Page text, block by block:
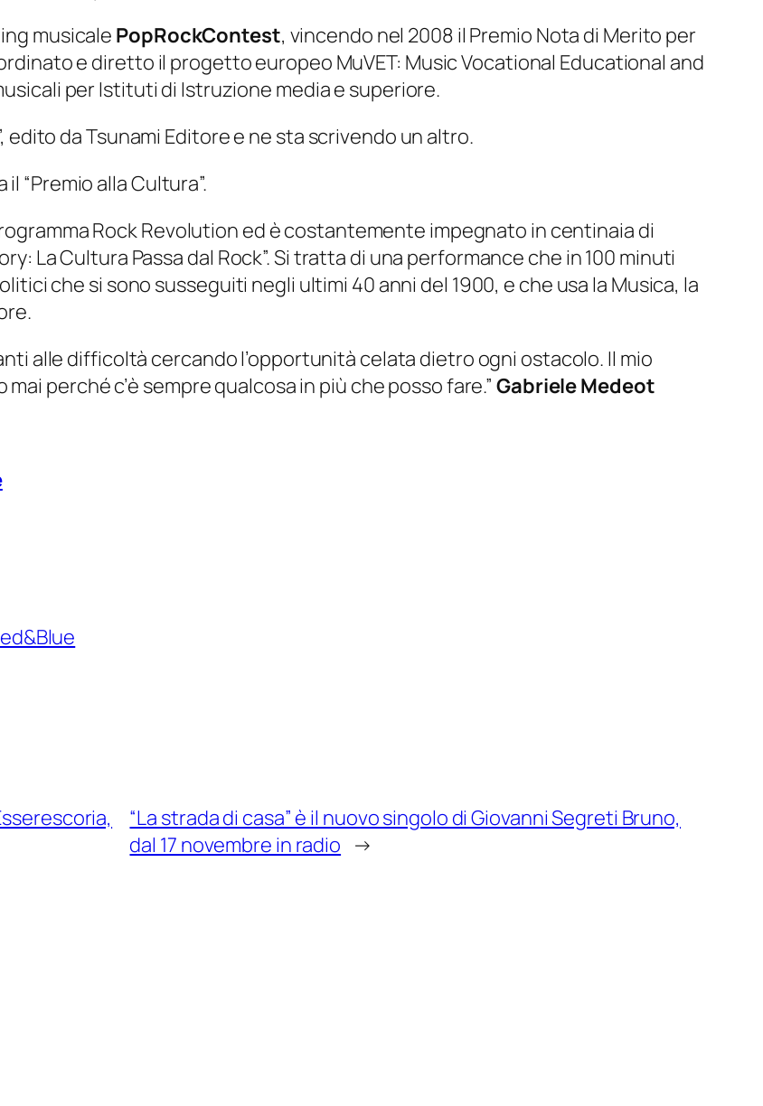
musicalePopRockContest, vincendo nel 2008 il Premio Nota di Merito per
e diretto il progetto europeo MuVET: Music Vocational Educational and
per Istituti di Istruzione media e superiore.
edito da Tsunami Editore e ne sta scrivendo un altro.
“Premio alla Cultura”.
Rock Revolution ed è costantemente impegnato in centinaia di
La Cultura Passa dal Rock”. Si tratta di una performance che in 100 minuti
che si sono susseguiti negli ultimi 40 anni del 1900, e che usa la Musica, la
alle difficoltà cercando l’opportunità celata dietro ogni ostacolo. Il mio
perché c’è sempre qualcosa in più che posso fare.”Gabriele Medeot
“La strada di casa” è il nuovo singolo di Giovanni Segreti Bruno,
dal 17 novembre in radio →